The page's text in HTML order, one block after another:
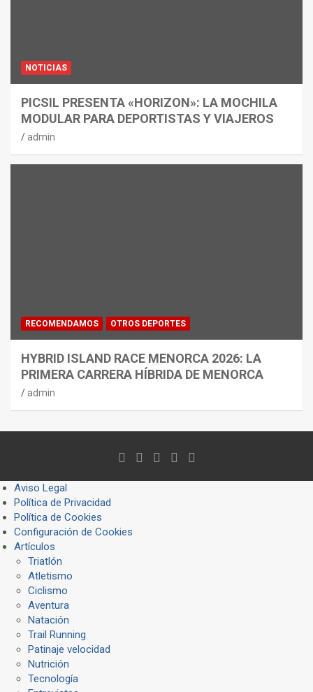
NOTICIAS
PICSIL PRESENTA «HORIZON»: LA MOCHILA
MODULAR PARA DEPORTISTAS Y VIAJEROS
admin
RECOMENDAMOS OTROS DEPORTES
HYBRID ISLAND RACE MENORCA 2026: LA
PRIMERA CARRERA HÍBRIDA DE MENORCA
admin
Aviso Legal
Política de Privacidad
Política de Cookies
Configuración de Cookies
Artículos
Triatlón
Atletismo
Ciclismo
Aventura
Natación
Trail Running
Patinaje velocidad
Nutrición
Tecnología